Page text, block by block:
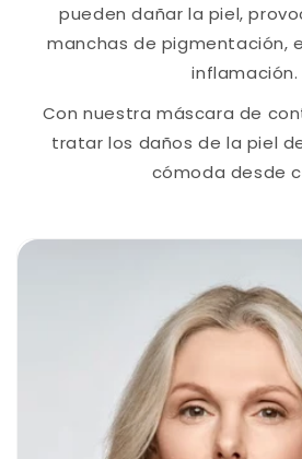
pueden dañar la piel,
manchas de pigmentación,
inflamación.
Con nuestra máscara de
tratar los daños de la piel
cómoda desde